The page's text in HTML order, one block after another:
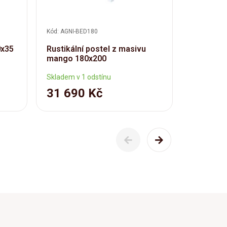
Kód: AGNI-BED180
Rustikální postel z masivu
mango 180x200
Skladem v 1 odstínu
31 690 Kč